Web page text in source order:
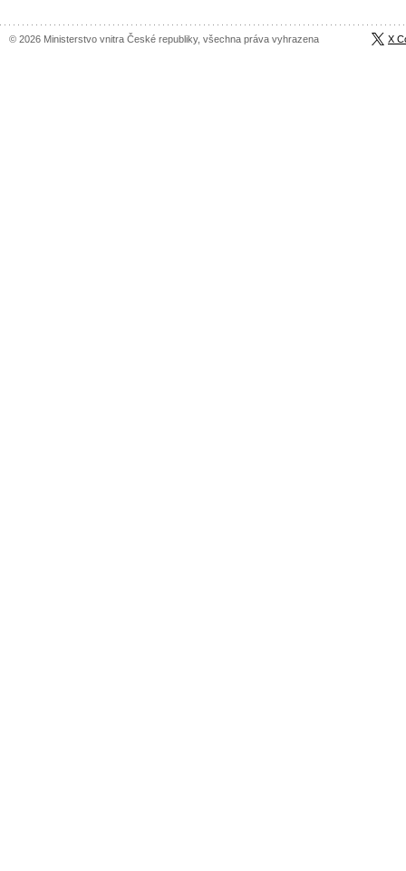
© 2026 Ministerstvo vnitra České republiky, všechna práva vyhrazena X